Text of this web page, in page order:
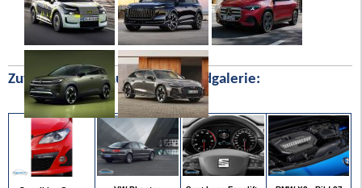
Zufällige Bilder aus unserer Bildgalerie: